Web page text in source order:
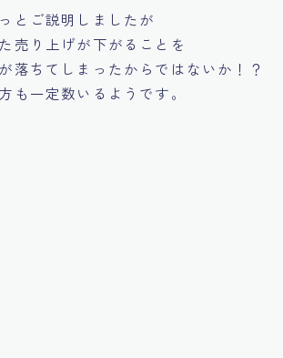
とご説明しましたが
売り上げが下がることを
落ちてしまったからではないか！？
も一定数いるようです。